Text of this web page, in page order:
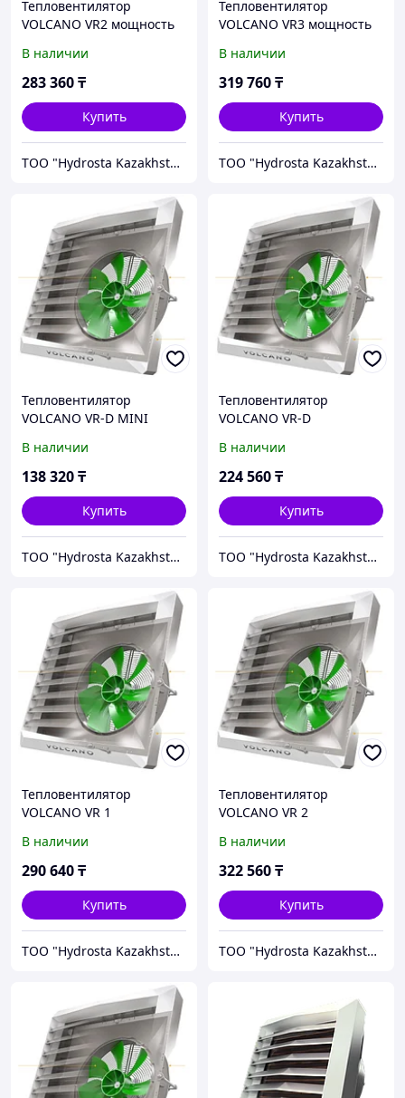
Тепловентилятор
VOLCANO VR2 мощность
В наличии
283 360₸
Купить
TOO "Hydrosta Kazakhstan"
Тепловентилятор
VOLCANO VR3 мощность
В наличии
319 760₸
Купить
TOO "Hydrosta Kazakhstan"
Тепловентилятор
VOLCANO VR-D MINI
В наличии
138 320₸
Купить
TOO "Hydrosta Kazakhstan"
Тепловентилятор
VOLCANO VR-D
В наличии
224 560₸
Купить
TOO "Hydrosta Kazakhstan"
Тепловентилятор
VOLCANO VR 1
В наличии
290 640₸
Купить
TOO "Hydrosta Kazakhstan"
Тепловентилятор
VOLCANO VR 2
В наличии
322 560₸
Купить
TOO "Hydrosta Kazakhstan"